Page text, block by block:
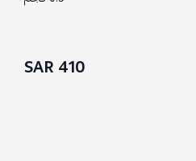
410 SAR